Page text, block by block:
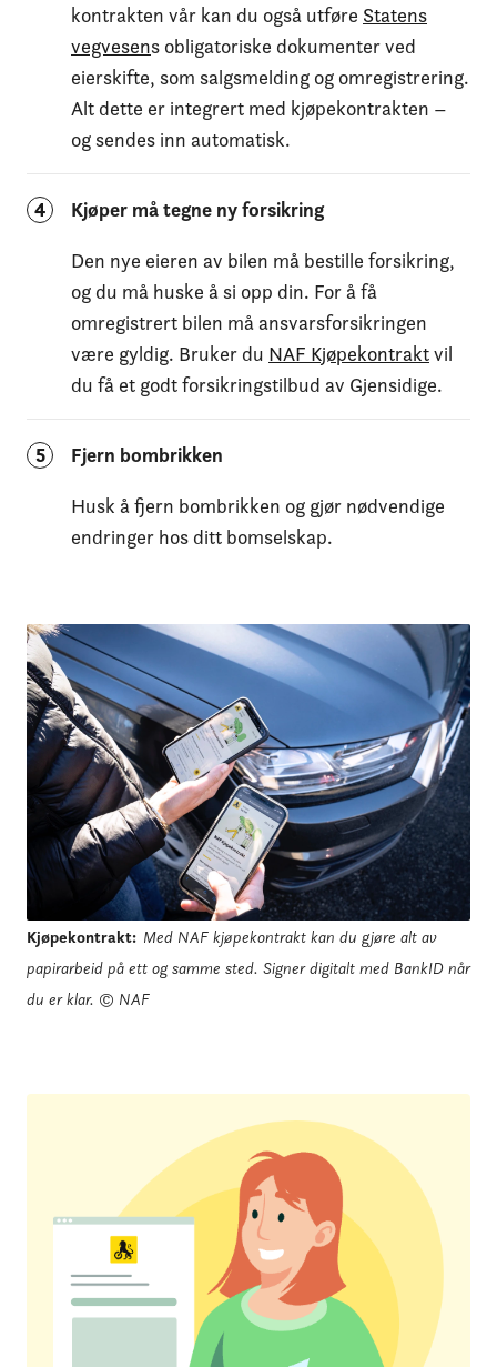
kontrakten vår kan du også utføre Statens
vegvesens obligatoriske dokumenter ved
eierskifte, som salgsmelding og omregistrering.
Alt dette er integrert med kjøpekontrakten –
og sendes inn automatisk.
4
Kjøper må tegne ny forsikring
Den nye eieren av bilen må bestille forsikring,
og du må huske å si opp din. For å få
omregistrert bilen må ansvarsforsikringen
være gyldig. Bruker du NAF Kjøpekontraktvil
du få et godt forsikringstilbud av Gjensidige.
5
Fjern bombrikken
Husk å fjern bombrikken og gjør nødvendige
endringer hos ditt bomselskap.
Kjøpekontrakt: Med NAF kjøpekontrakt kan du gjøre alt av
papirarbeid på ett og samme sted. Signer digitalt med BankID når
du er klar. © NAF